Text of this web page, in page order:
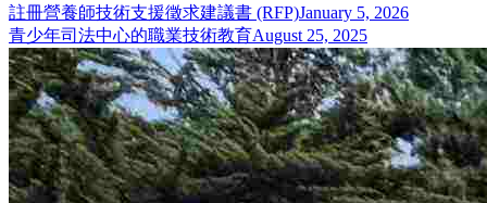
註冊營養師技術支援徵求建議書 (RFP)January 5, 2026
青少年司法中心的職業技術教育August 25, 2025